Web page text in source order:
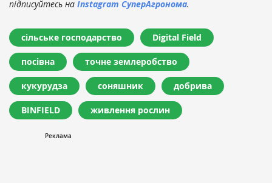
підписуйтесь на Instagram СуперАгронома.
сільське господарство Digital Field
посівна точне землеробство
кукурудза соняшник добрива
BINFIELD живлення рослин